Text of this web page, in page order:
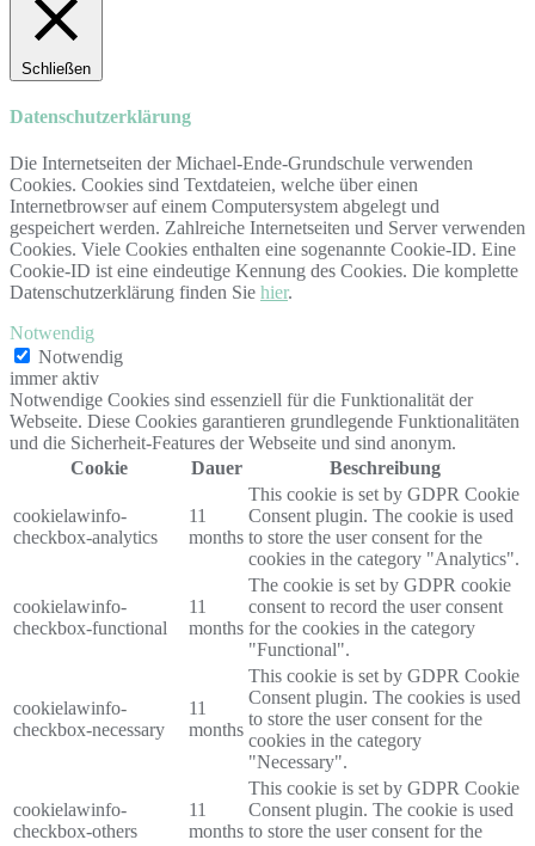
Schließen
Datenschutzerklärung
Die Internetseiten der Michael-Ende-Grundschule verwenden
Cookies. Cookies sind Textdateien, welche über einen
Internetbrowser auf einem Computersystem abgelegt und
gespeichert werden. Zahlreiche Internetseiten und Server verwenden
Cookies. Viele Cookies enthalten eine sogenannte Cookie-ID. Eine
Cookie-ID ist eine eindeutige Kennung des Cookies. Die komplette
Datenschutzerklärung finden Sie hier.
Notwendig
Notwendig
immer aktiv
Notwendige Cookies sind essenziell für die Funktionalität der
Webseite. Diese Cookies garantieren grundlegende Funktionalitäten
und die Sicherheit-Features der Webseite und sind anonym.
Cookie
Dauer Beschreibung
cookielawinfo-
checkbox-analytics
11
months
This cookie is set by GDPR Cookie
Consent plugin. The cookie is used
to store the user consent for the
cookies in the category "Analytics".
cookielawinfo-
checkbox-functional
11
months
The cookie is set by GDPR cookie
consent to record the user consent
for the cookies in the category
"Functional".
cookielawinfo-
checkbox-necessary
11
months
This cookie is set by GDPR Cookie
Consent plugin. The cookies is used
to store the user consent for the
cookies in the category
"Necessary".
cookielawinfo-
checkbox-others
11
months
This cookie is set by GDPR Cookie
Consent plugin. The cookie is used
to store the user consent for the